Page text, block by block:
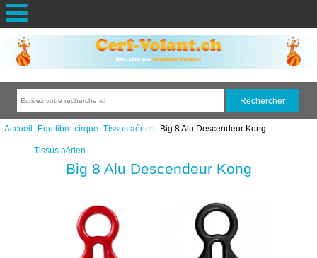
Accueil- Equilibre cirque- Tissus aérien- Big 8 Alu Descendeur Kong
Tissus aérien
Big 8 Alu Descendeur Kong